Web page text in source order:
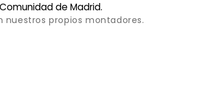
de Madrid.
nuestros propios montadores.